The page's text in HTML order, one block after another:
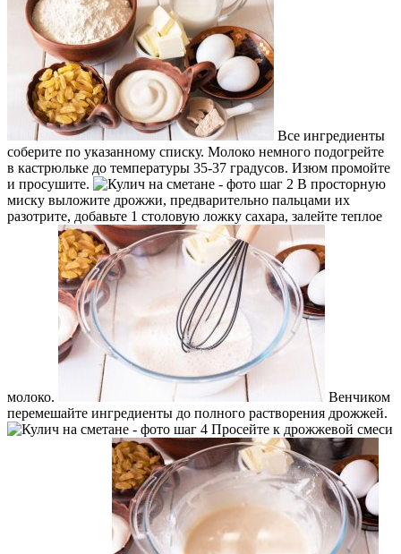
Все ингредиенты
соберите по указанному списку. Молоко немного подогрейте
в кастрюльке до температуры 35-37 градусов. Изюм промойте
и просушите.
В просторную
миску выложите дрожжи, предварительно пальцами их
разотрите, добавьте 1 столовую ложку сахара, залейте теплое
молоко.
Венчиком
перемешайте ингредиенты до полного растворения дрожжей.
Просейте к дрожжевой смеси